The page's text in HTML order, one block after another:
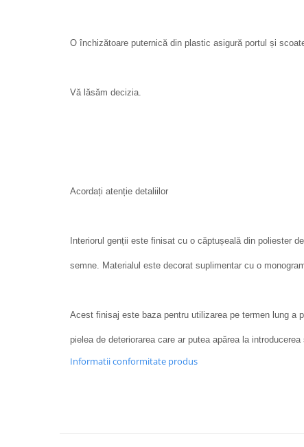
O închizătoare puternică din plastic asigură portul și
Vă lăsăm decizia.
Acordați atenție detaliilor
Interiorul genții este finisat cu o căptușeală din poliester
semne. Materialul este decorat suplimentar cu o
Acest finisaj este baza pentru utilizarea pe termen lung a
pielea de deteriorarea care ar putea apărea la
Informatii conformitate produs